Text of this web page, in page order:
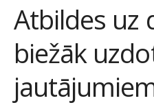
Atbildes uz
biežāk